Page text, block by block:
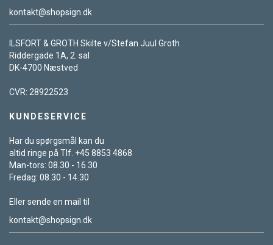
kontakt@shopsign.dk
ILSFORT & GROTH Skilte v/Stefan Juul Groth
Riddergade 1A, 2. sal
DK-4700 Næstved
CVR: 28922523
KUNDESERVICE
Har du spørgsmål kan du
altid ringe på Tlf. +45 8853 4868
Man-tors: 08.30 - 16.30
Fredag: 08.30 - 14.30
Eller sende en mail til
kontakt@shopsign.dk